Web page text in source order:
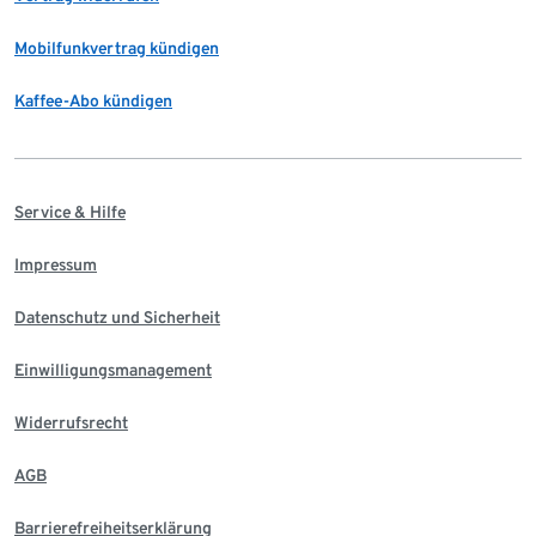
Mobilfunkvertrag kündigen
Kaffee-Abo kündigen
Service & Hilfe
Impressum
Datenschutz und Sicherheit
Einwilligungsmanagement
Widerrufsrecht
AGB
Barrierefreiheitserklärung